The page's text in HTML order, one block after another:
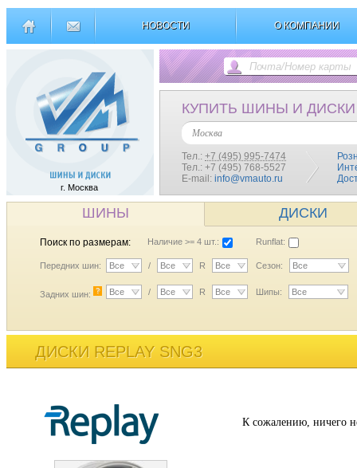
НОВОСТИ О КОМПАНИИ
г. Москва
КУПИТЬ ШИНЫ И ДИСКИ
Москва
Тел.: +7 (495) 995-7474
Тел.: +7 (495) 768-5527
E-mail: info@vmauto.ru
ШИНЫ ДИСКИ
Поиск по размерам: Наличие >= 4 шт.: Runflat:
Передних шин: Все / Все R Все Сезон: Все
Задних шин: ? Все / Все R Все Шипы: Все
ДИСКИ REPLAY SNG3
К сожалению, ничего